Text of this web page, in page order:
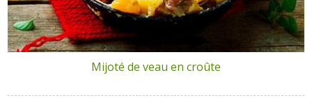
Mijoté de veau en croûte